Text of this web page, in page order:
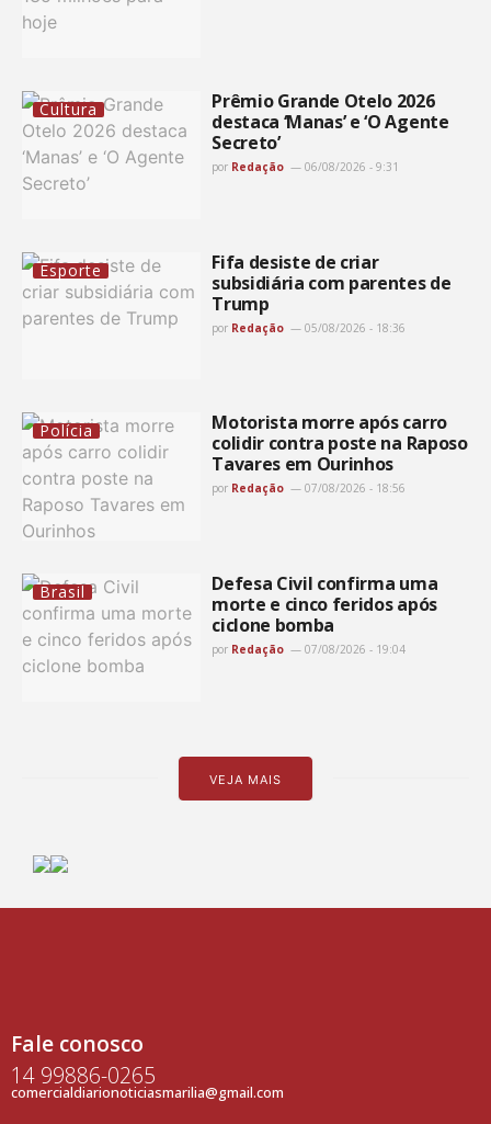
Cultura
Prêmio Grande Otelo 2026
destaca ‘Manas’ e ‘O Agente
Secreto’
por Redação 06/08/2026 - 9:31
Esporte
Fifa desiste de criar
subsidiária com parentes de
Trump
por Redação 05/08/2026 - 18:36
Polícia
Motorista morre após carro
colidir contra poste na Raposo
Tavares em Ourinhos
por Redação 07/08/2026 - 18:56
Brasil
Defesa Civil confirma uma
morte e cinco feridos após
ciclone bomba
por Redação 07/08/2026 - 19:04
VEJA MAIS
Fale conosco
14 99886-0265
comercialdiarionoticiasmarilia@gmail.com